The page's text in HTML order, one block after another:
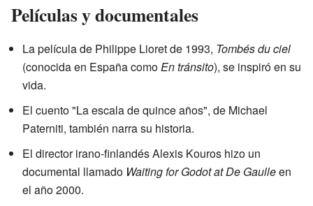
Películas y documentales
La película de Philippe Lioret de 1993, Tombés du ciel
(conocida en España comoEn tránsito), se inspiró en su
vida.
El cuento "La escala de quince años", de Michael
Paterniti, también narra su historia.
El director irano-finlandés Alexis Kouros hizo un
documental llamado Waiting for Godot at De Gaulleen
el año 2000.